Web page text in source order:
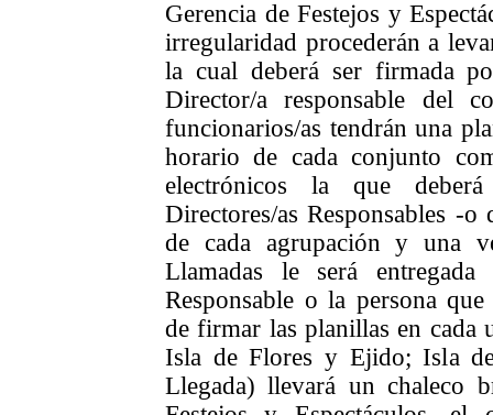
Gerencia de Festejos y
irregularidad procederán a
la cual deberá ser firmada
Director/a responsable del
funcionarios/as tendrán una
horario de cada conjunto
electrónicos la que
Directores/as Responsables -
de cada agrupación y una
Llamadas le será
Responsable o la persona
de firmar las planillas en cada
Isla de Flores y Ejido; Isla
Llegada) llevará un chaleco